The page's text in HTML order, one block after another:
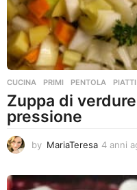
CUCINA ,PRIMI PENTOLA ,PIATTI
Zuppa di
pressione
by MariaTeresa 4 anni